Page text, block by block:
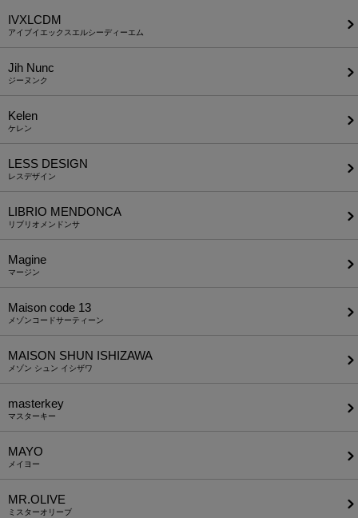
IVXLCDM
アイブイエックスエルシーディーエム
Jih Nunc
ジーヌンク
Kelen
ケレン
LESS DESIGN
レスデザイン
LIBRIO MENDONCA
リブリオメンドンサ
Magine
マージン
Maison code 13
メゾンコードサーティーン
MAISON SHUN ISHIZAWA
メゾン シュン イシザワ
masterkey
マスターキー
MAYO
メイヨー
MR.OLIVE
ミスターオリーブ